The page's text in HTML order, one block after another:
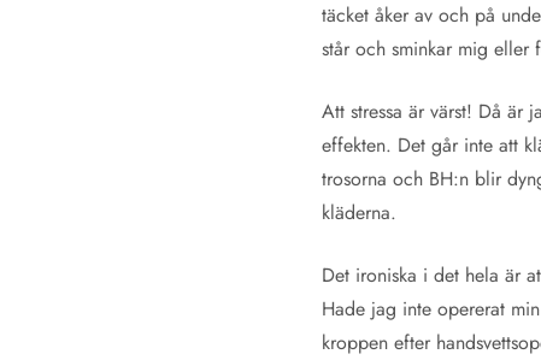
täcket åker av och på
står och sminkar mig eller
Att stressa är värst! Då är
effekten. Det går inte att
trosorna och BH:n blir
kläderna.
Det ironiska i det hela är
Hade jag inte opererat
kroppen efter